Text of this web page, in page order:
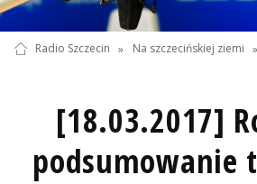
Radio Szczecin » Na szczecińskiej ziemi »
[18.03.2017]
podsumowanie